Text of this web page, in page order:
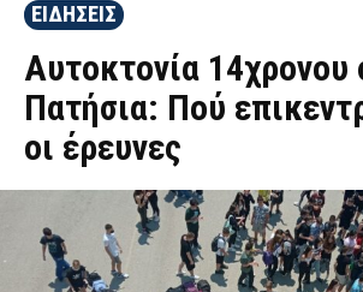
ΕΙΔΗΣΕΙΣ
Αυτοκτονία
Πατήσια: Πού
οι έρευνες